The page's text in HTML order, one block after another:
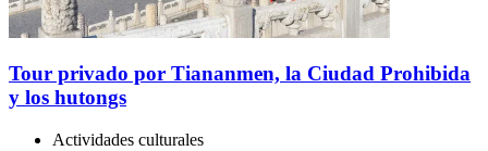
Tour privado por Tiananmen, la Ciudad Prohibida
y los hutongs
Actividades culturales